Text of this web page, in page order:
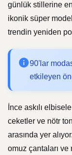
günlük stillerine
ikonik süper
trendin yeniden
90'lar
etkileyen
İnce askılı
ceketler ve nötr
arasında yer
omuz çantaları